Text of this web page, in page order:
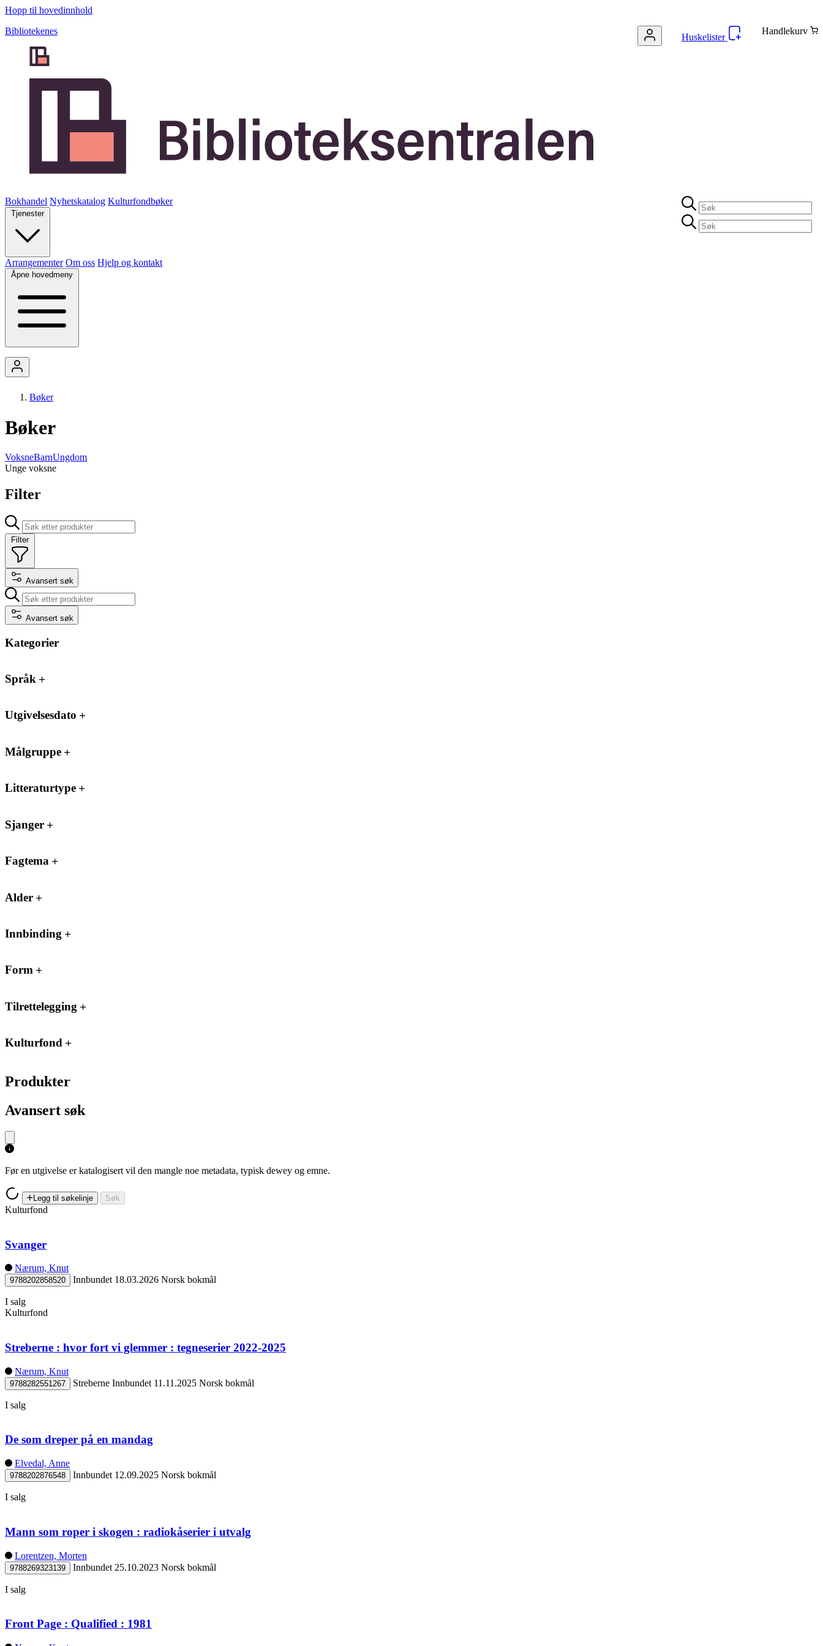
Hopp til hovedinnhold
Bibliotekenes
Bokhandel Nyhetskatalog Kulturfondbøker
Tjenester
Arrangementer Om oss Hjelp og kontakt
Åpne hovedmeny
Huskelister
Handlekurv
Bøker
Bøker
VoksneBarnUngdom
Unge voksne
Filter
Filter
Avansert søk
Avansert søk
Kategorier
Språk
Utgivelsesdato
Målgruppe
Litteraturtype
Sjanger
Fagtema
Alder
Innbinding
Form
Tilrettelegging
Kulturfond
Produkter
Avansert søk
Før en utgivelse er katalogisert vil den mangle noe metadata, typisk dewey og emne.
Legg til søkelinje Søk
Kulturfond
Svanger
Nærum, Knut
9788202858520 Innbundet 18.03.2026 Norsk bokmål
I salg
Kulturfond
Streberne : hvor fort vi glemmer : tegneserier 2022-2025
Nærum, Knut
9788282551267 Streberne Innbundet 11.11.2025 Norsk bokmål
I salg
De som dreper på en mandag
Elvedal, Anne
9788202876548 Innbundet 12.09.2025 Norsk bokmål
I salg
Mann som roper i skogen : radiokåserier i utvalg
Lorentzen, Morten
9788269323139 Innbundet 25.10.2023 Norsk bokmål
I salg
Front Page : Qualified : 1981